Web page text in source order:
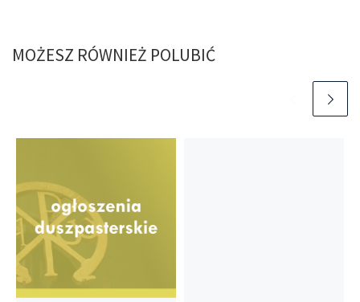
MOŻESZ RÓWNIEŻ POLUBIĆ